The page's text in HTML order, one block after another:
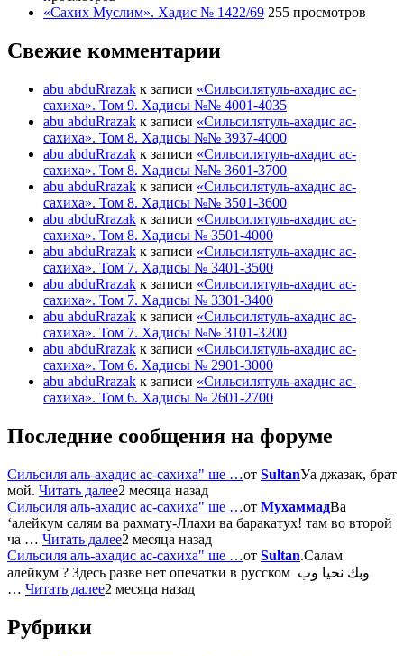
«Сахих Муслим». Хадис № 1422/69 255 просмотров
Свежие комментарии
abu abduRrazak к записи «Сильсилятуль-ахадис ас-
сахиха». Том 9. Хадисы №№ 4001-4035
abu abduRrazak к записи «Сильсилятуль-ахадис ас-
сахиха». Том 8. Хадисы №№ 3937-4000
abu abduRrazak к записи «Сильсилятуль-ахадис ас-
сахиха». Том 8. Хадисы №№ 3601-3700
abu abduRrazak к записи «Сильсилятуль-ахадис ас-
сахиха». Том 8. Хадисы №№ 3501-3600
abu abduRrazak к записи «Сильсилятуль-ахадис ас-
сахиха». Том 8. Хадисы № 3501-4000
abu abduRrazak к записи «Сильсилятуль-ахадис ас-
сахиха». Том 7. Хадисы № 3401-3500
abu abduRrazak к записи «Сильсилятуль-ахадис ас-
сахиха». Том 7. Хадисы № 3301-3400
abu abduRrazak к записи «Сильсилятуль-ахадис ас-
сахиха». Том 7. Хадисы №№ 3101-3200
abu abduRrazak к записи «Сильсилятуль-ахадис ас-
сахиха». Том 6. Хадисы № 2901-3000
abu abduRrazak к записи «Сильсилятуль-ахадис ас-
сахиха». Том 6. Хадисы № 2601-2700
Последние сообщения на форуме
Сильсиля аль-ахадис ас-сахиха" ше …от SultanУа джазак, брат
мой. Читать далее2 месяца назад
Сильсиля аль-ахадис ас-сахиха" ше …от МухаммадВа
‘алейкум салям ва рахмату-Ллахи ва баракатух! там во второй
ча … Читать далее2 месяца назад
Сильсиля аль-ахадис ас-сахиха" ше …от Sultan.Салам
алейкум ? Здесь разве нет опечатки в русском وبك نحيا وب
… Читать далее2 месяца назад
Рубрики